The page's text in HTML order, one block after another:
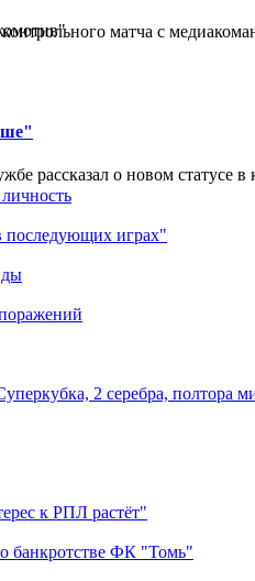
матча с
рассказал о новом
последующих играх"
2 серебра, полтора
к РПЛ растёт"
о банкротстве ФК "Томь"